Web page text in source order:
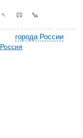
города России
Россия